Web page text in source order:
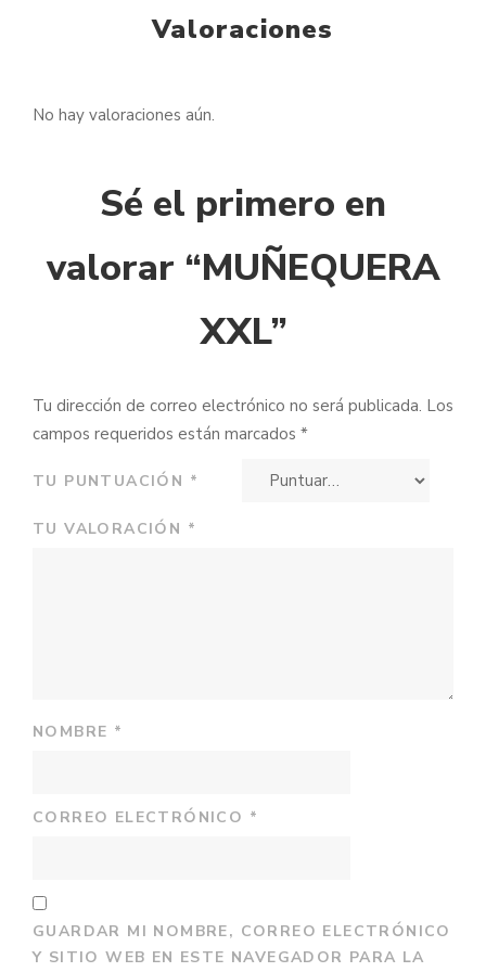
Valoraciones
No hay valoraciones aún.
Sé el primero en
valorar “MUÑEQUERA
XXL”
Tu dirección de correo electrónico no será publicada. Los
campos requeridos están marcados *
TU PUNTUACIÓN *
TU VALORACIÓN *
NOMBRE *
CORREO ELECTRÓNICO *
GUARDAR MI NOMBRE, CORREO ELECTRÓNICO
Y SITIO WEB EN ESTE NAVEGADOR PARA LA